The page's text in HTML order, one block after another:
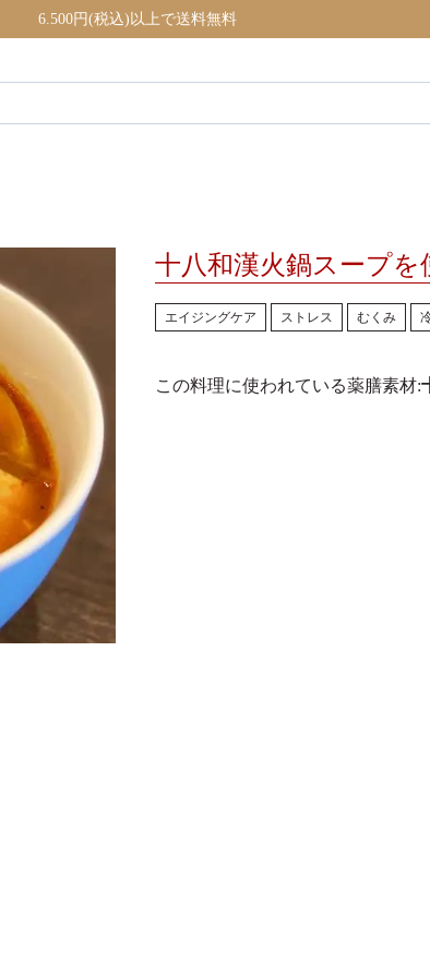
6.500円(税込)以上で送料無料
十八和漢火鍋スープ
エイジングケア ストレス むくみ
この料理に使われている薬膳素材: